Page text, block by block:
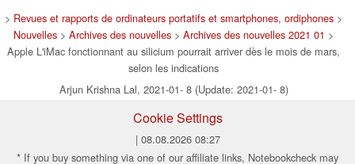
> Revues et rapports de ordinateurs portatifs et smartphones, ordiphones >
Nouvelles > Archives des nouvelles > Archives des nouvelles 2021 01 >
Apple L'iMac fonctionnant au silicium pourrait arriver dès le mois de mars,
selon les indications
Arjun Krishna Lal, 2021-01- 8 (Update: 2021-01- 8)
Cookie Settings
| 08.08.2026 08:27
* If you buy something via one of our affiliate links, Notebookcheck may